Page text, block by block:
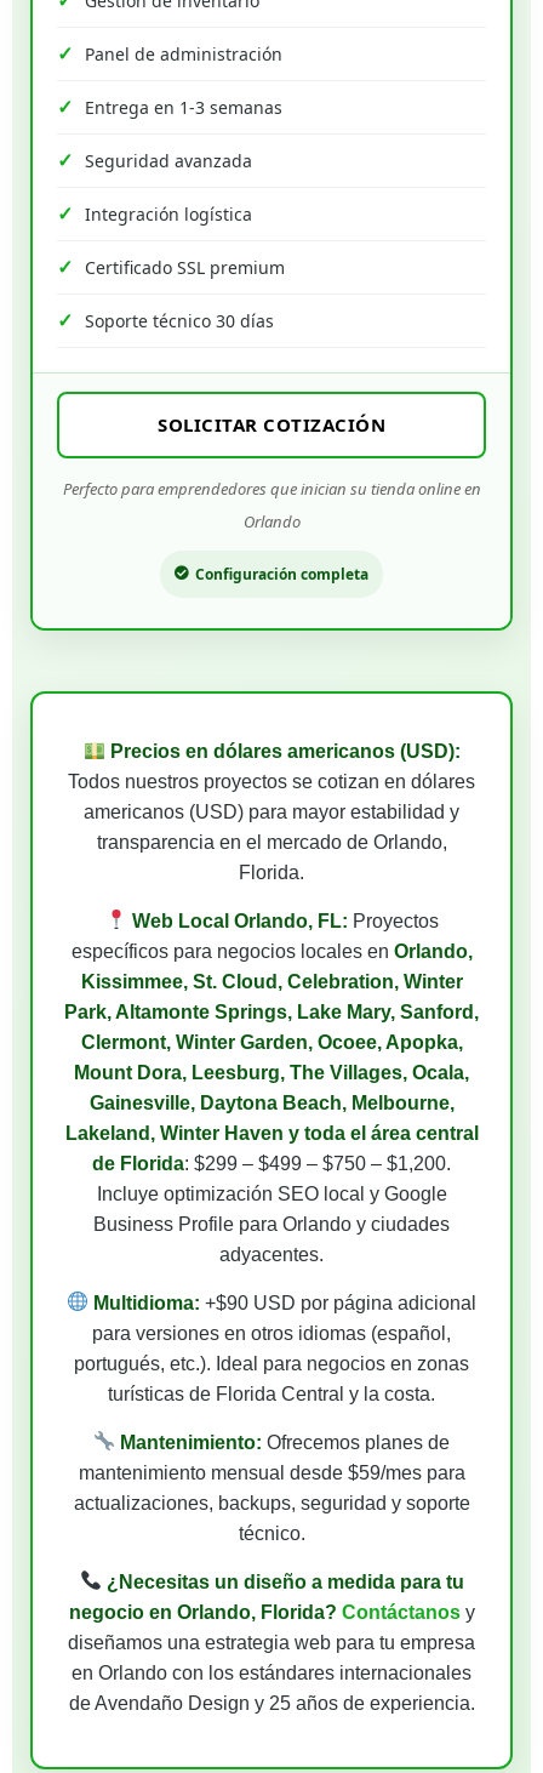
Panel de administración
Entrega en 1-3 semanas
Seguridad avanzada
Integración logística
Certificado SSL premium
Soporte técnico 30 días
SOLICITAR COTIZACIÓN
Perfecto para emprendedores que inician su tienda online en
Orlando
Configuración completa
Precios en dólares americanos (USD):
Todos nuestros proyectos se cotizan en dólares
americanos (USD) para mayor estabilidad y
transparencia en el mercado de Orlando,
Florida.
Web Local Orlando, FL: Proyectos
específicos para negocios locales en Orlando,
Kissimmee, St. Cloud, Celebration, Winter
Park, Altamonte Springs, Lake Mary, Sanford,
Clermont, Winter Garden, Ocoee, Apopka,
Mount Dora, Leesburg, The Villages, Ocala,
Gainesville, Daytona Beach, Melbourne,
Lakeland, Winter Haven y toda el área central
de Florida: $299 – $499 – $750 – $1,200.
Incluye optimización SEO local y Google
Business Profile para Orlando y ciudades
adyacentes.
Multidioma: +$90 USD por página adicional
para versiones en otros idiomas (español,
portugués, etc.). Ideal para negocios en zonas
turísticas de Florida Central y la costa.
Mantenimiento: Ofrecemos planes de
mantenimiento mensual desde $59/mes para
actualizaciones, backups, seguridad y soporte
técnico.
¿Necesitas un diseño a medida para tu
negocio en Orlando, Florida? Contáctanosy
diseñamos una estrategia web para tu empresa
en Orlando con los estándares internacionales
de Avendaño Design y 25 años de experiencia.